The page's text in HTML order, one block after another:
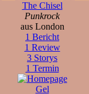
The Chisel
Punkrock
aus London
1 Bericht
1 Review
3 Storys
1 Termin
Gel